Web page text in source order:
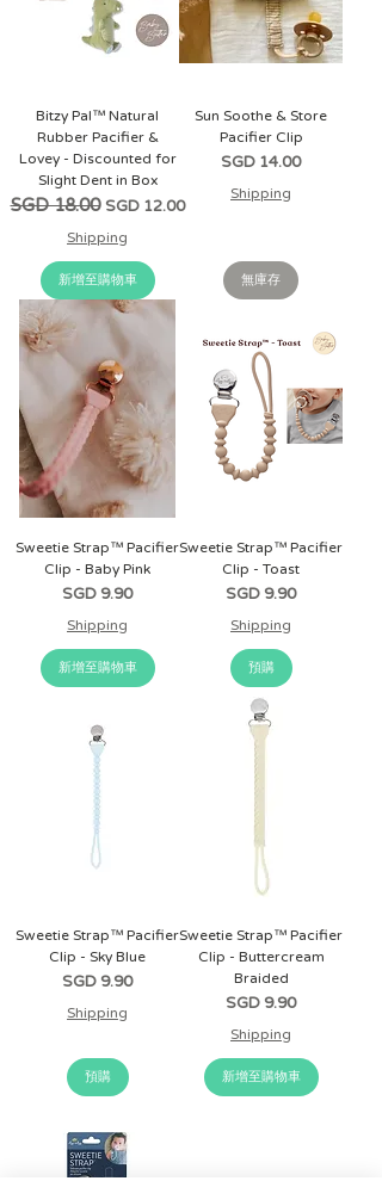
Bitzy Pal™ Natural
Rubber Pacifier &
Lovey - Discounted for
Slight Dent in Box
一般價格
SGD 18.00 促銷價格
SGD 12.00
Shipping
新增至購物車
Sun Soothe & Store
Pacifier Clip
價格
SGD 14.00
Shipping
無庫存
Sweetie Strap™ Pacifier
Clip - Baby Pink
價格
SGD 9.90
Shipping
新增至購物車
Sweetie Strap™ Pacifier
Clip - Toast
價格
SGD 9.90
Shipping
預購
Sweetie Strap™ Pacifier
Clip - Sky Blue
價格
SGD 9.90
Shipping
預購
Sweetie Strap™ Pacifier
Clip - Buttercream
Braided
價格
SGD 9.90
Shipping
新增至購物車